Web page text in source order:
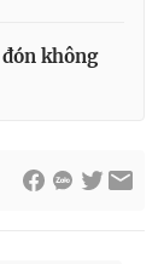
GP-BTTTT
Quốc Thắng,
không